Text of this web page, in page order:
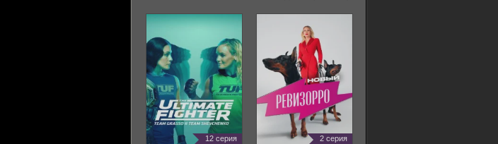
12 серия 2 серия